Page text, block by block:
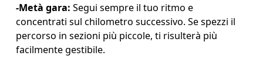
-Metà gara: Segui sempre il tuo ritmo e
concentrati sul chilometro successivo. Se spezzi il
percorso in sezioni più piccole, ti risulterà più
facilmente gestibile.